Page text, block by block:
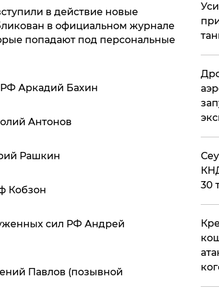
в действие новые
в официальном журнале
попадают под персональные
Аркадий Бахин
Антонов
Рашкин
Кобзон
сил РФ Андрей
Павлов (позывной
30